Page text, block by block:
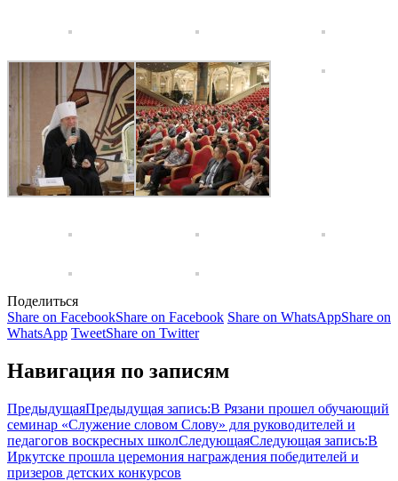
Поделиться
Share on FacebookShare on Facebook Share on WhatsAppShare on
WhatsApp TweetShare on Twitter
Навигация по записям
ПредыдущаяПредыдущая запись:В Рязани прошел обучающий
семинар «Служение словом Слову» для руководителей и
педагогов воскресных школСледующаяСледующая запись:В
Иркутске прошла церемония награждения победителей и
призеров детских конкурсов